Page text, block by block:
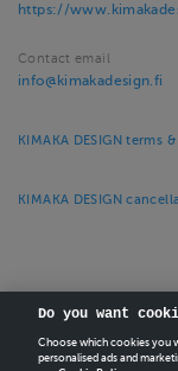
https://
Contact email
info@kimakadesign.fi
KIMAKA DESIGN terms
KIMAKA DESIGN
CREATEYOUR
Do you want
Choose which cookies you
personalised ads and